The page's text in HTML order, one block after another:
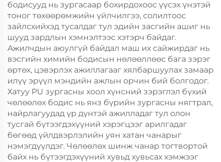
бодисууд нь зургасаар бохирдохоос үүсэх үнэтэй
тоног төхөөрөмжийн үйлчилгээ, солилтоос
зайлсхийхэд тусалдаг тул эдийн засгийн ашиг нь
шууд зардлын хэмнэлтээс хэтэрч байдаг.
Ажилчдын аюулгүй байдал маш их сайжирдаг нь
вэсгийн химийн бодисын нөлөөллөөс бага зэрэг
өртөх, цэвэрлэх ажиллагааг хялбаршуулах замаар
илүү эрүүл мэндийн ажлын орчин бий болгодог.
Хатуу PU зургасны хоол хүнсний зэрэглэл бүхий
чөлөөлөх бодис нь янз бүрийн зургасны нягтрал,
найрлагуудад үр дүнтэй ажилладаг тул олон
тусгай бүтээгдэхүүний хэрэгцээг арилгадаг
бөгөөд үйлдвэрлэлийн уян хатан чанарыг
нэмэгдүүлдэг. Чөлөөлөх шинж чанар тогтвортой
байх нь бүтээгдэхүүний хувьд хувьсах хэмжээг